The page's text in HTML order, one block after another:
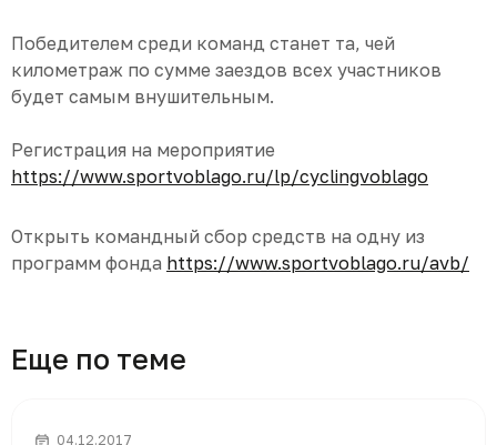
Победителем среди команд станет та, чей
километраж по сумме заездов всех участников
будет самым внушительным.
Регистрация на мероприятие
https://www.sportvoblago.ru/lp/cyclingvoblago
Открыть командный сбор средств на одну из
программ фонда https://www.sportvoblago.ru/avb/
Еще по теме
04.12.2017